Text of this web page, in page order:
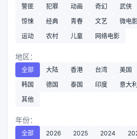
警匪
犯罪 动画 奇幻 武侠
惊悚
经典 青春 文艺 微电
运动
农村 儿童 网络电影
地区：
全部 大陆 香港 台湾 美国
韩国
德国 泰国 印度 意大利
其他
年份：
全部 2026 2025 2024